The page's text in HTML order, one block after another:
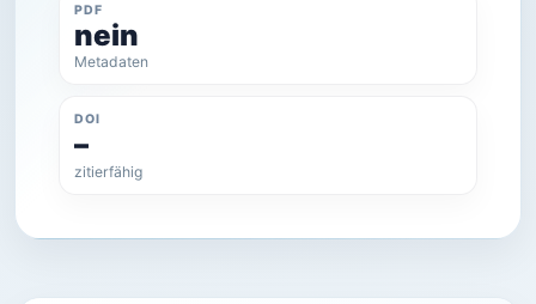
PDF
nein
Metadaten
DOI
–
zitierfähig